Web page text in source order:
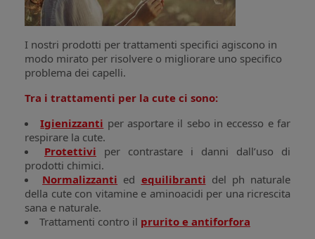
I nostri prodotti per trattamenti specifici agiscono in
modo mirato per risolvere o migliorare uno specifico
problema dei capelli.
Tra i trattamenti per la cute ci sono:
Igienizzanti per asportare il sebo in eccesso e far
respirare la cute.
Protettivi per contrastare i danni dall’uso di
prodotti chimici.
Normalizzanti ed equilibranti del ph naturale
della cute con vitamine e aminoacidi per una ricrescita
sana e naturale.
Trattamenti contro il prurito e antiforfora